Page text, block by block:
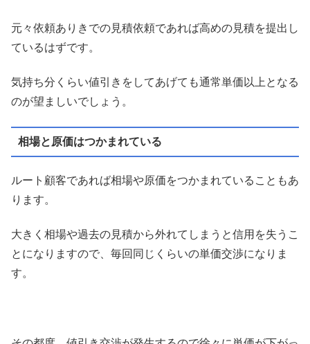
元々依頼ありきでの見積依頼であれば高めの見積を提出し
ているはずです。
気持ち分くらい値引きをしてあげても通常単価以上となる
のが望ましいでしょう。
相場と原価はつかまれている
ルート顧客であれば相場や原価をつかまれていることもあ
ります。
大きく相場や過去の見積から外れてしまうと信用を失うこ
とになりますので、毎回同じくらいの単価交渉になりま
す。